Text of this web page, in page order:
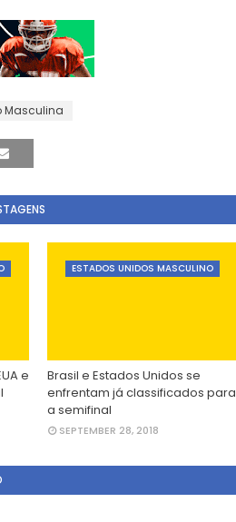
Masculina
e
ESTADOS UNIDOS MASCULINO
Brasil e Estados Unidos se
enfrentam já classificados para
a semifinal
SEPTEMBER 28, 2018